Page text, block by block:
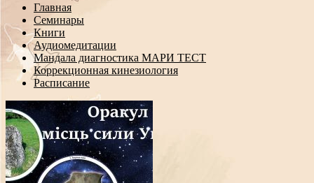
Перейти
содержанию
Главная
Семинары
Книги
Аудиомедитации
Мандала диагностика МАРИ ТЕСТ
Коррекционная кинезиология
Расписание